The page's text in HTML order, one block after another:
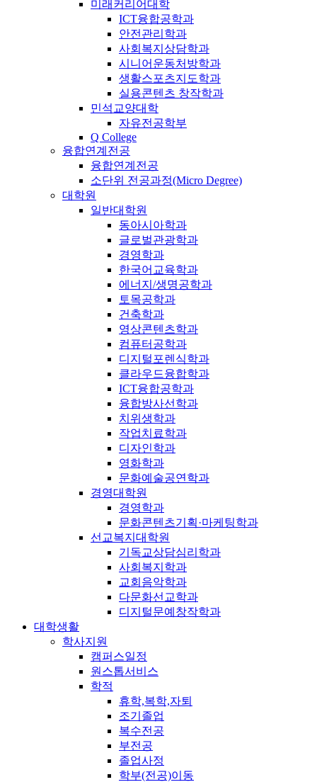
미래커리어대학
ICT융합공학과
안전관리학과
사회복지상담학과
시니어운동처방학과
생활스포츠지도학과
실용콘텐츠 창작학과
민석교양대학
자유전공학부
Q College
융합연계전공
융합연계전공
소단위 전공과정(Micro Degree)
대학원
일반대학원
동아시아학과
글로벌관광학과
경영학과
한국어교육학과
에너지/생명공학과
토목공학과
건축학과
영상콘텐츠학과
컴퓨터공학과
디지털포렌식학과
클라우드융합학과
ICT융합공학과
융합방사선학과
치위생학과
작업치료학과
디자인학과
영화학과
문화예술공연학과
경영대학원
경영학과
문화콘텐츠기획·마케팅학과
선교복지대학원
기독교상담심리학과
사회복지학과
교회음악학과
다문화선교학과
디지털문예창작학과
대학생활
학사지원
캠퍼스일정
원스톱서비스
학적
휴학,복학,자퇴
조기졸업
복수전공
부전공
졸업사정
학부(전공)이동